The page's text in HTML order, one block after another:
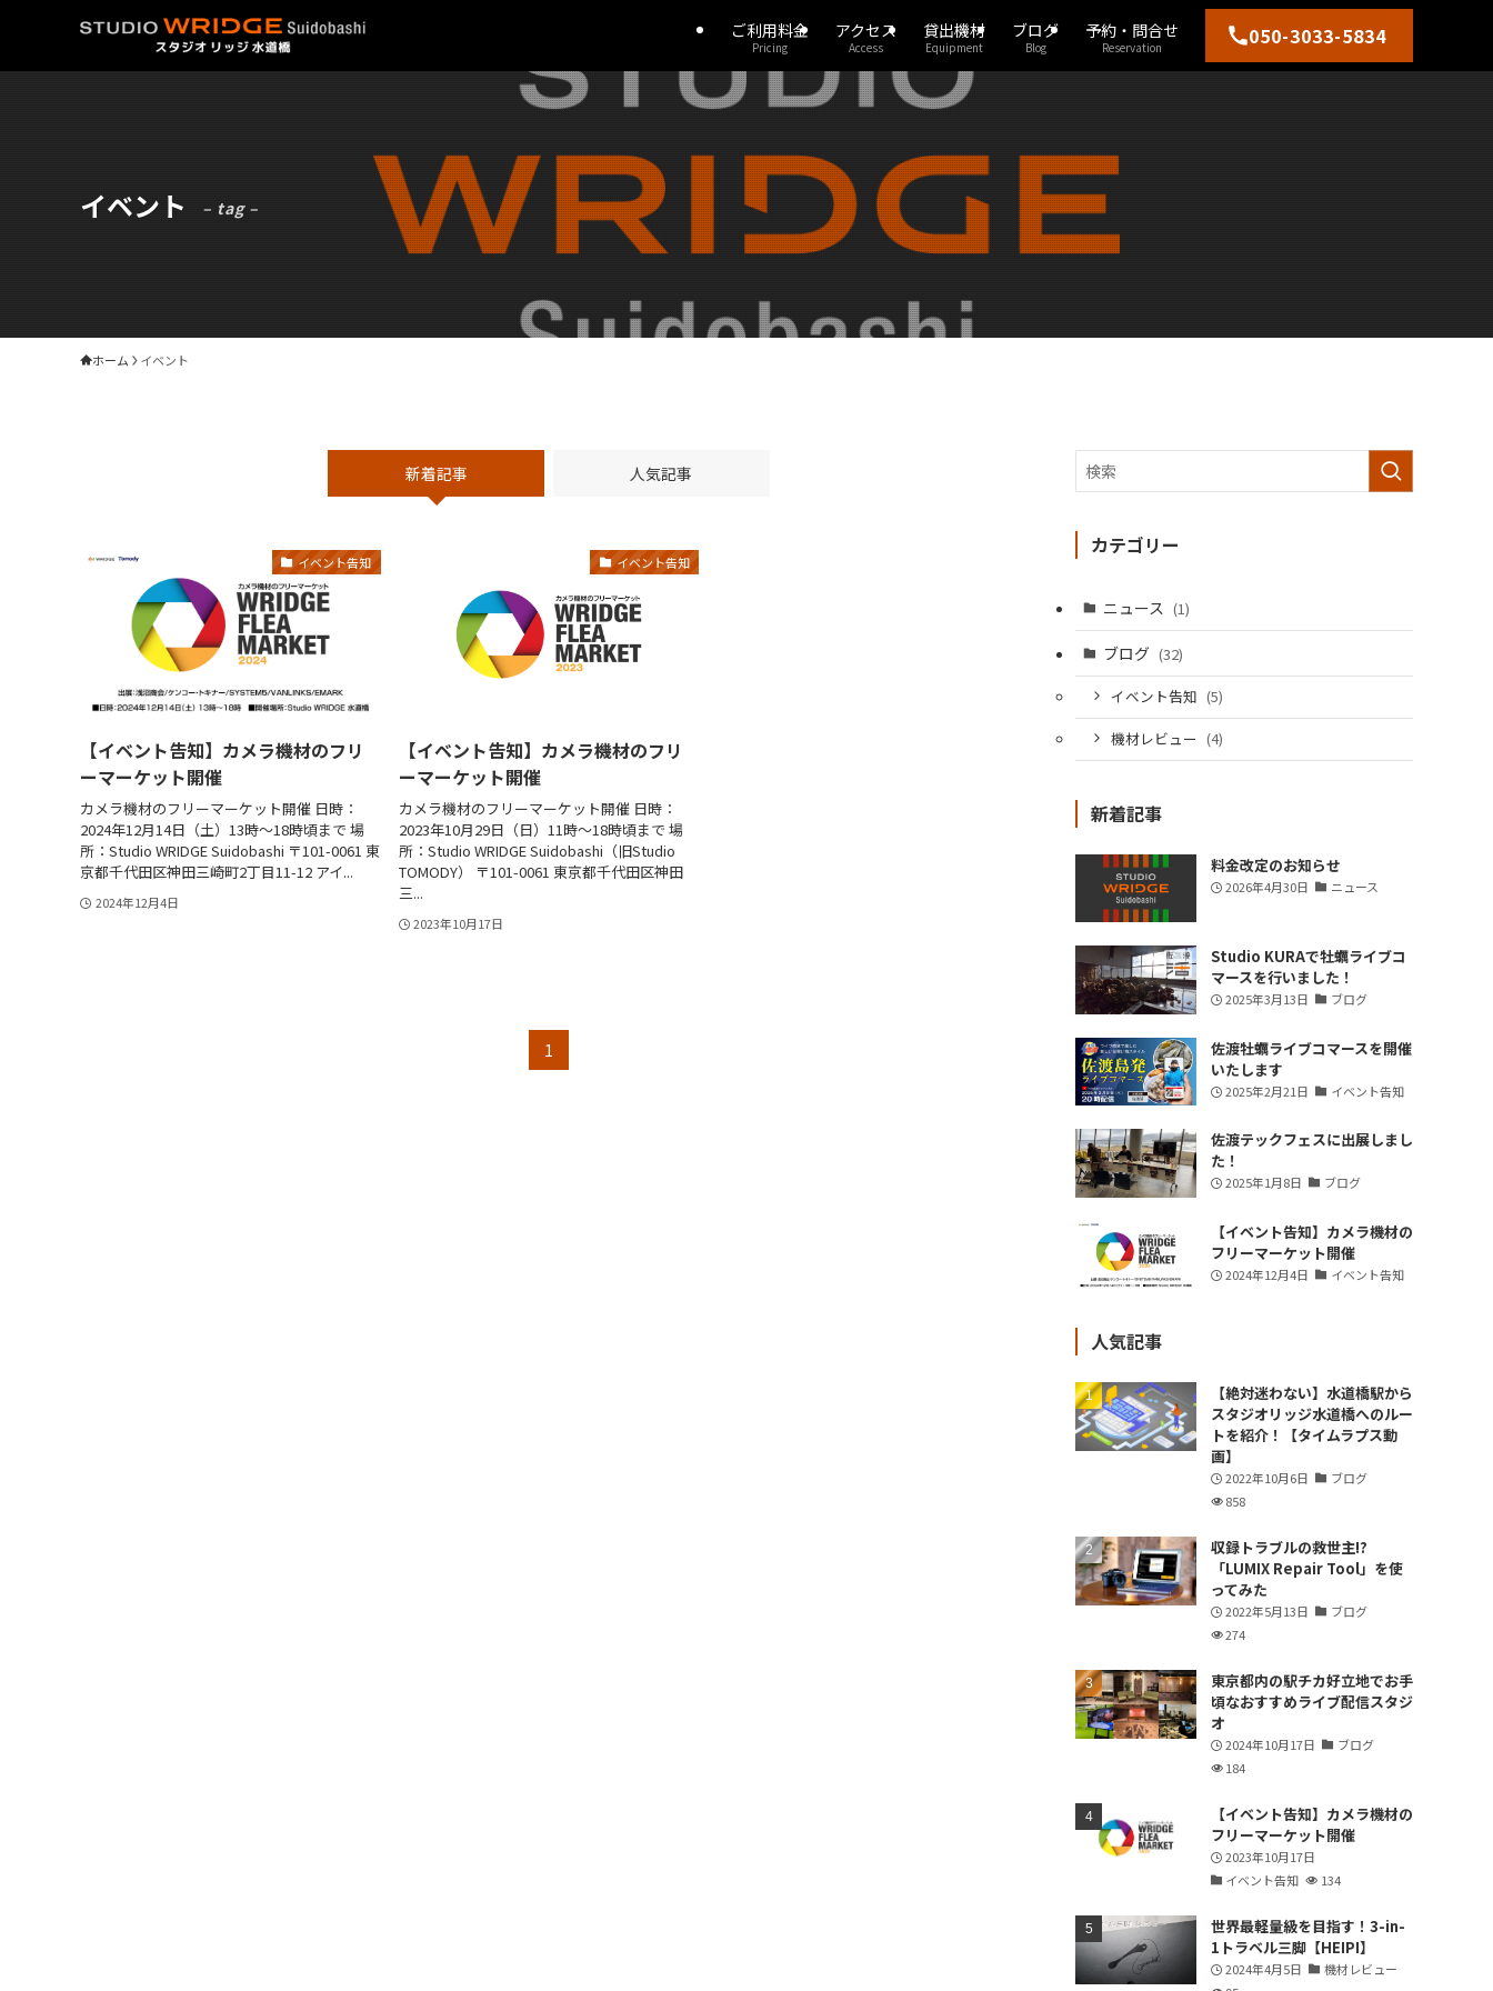
ご利用料金
Pricing
アクセス
Access
貸出機材
Equipment
ブログ
Blog
予約・問合せ
Reservation 050-3033-5834
イベント – tag –
ホーム イベント
新着記事 人気記事
イベント告知
【イベント告知】カメラ機材のフリ
ーマーケット開催
カメラ機材のフリーマーケット開催 日時：
2024年12月14日（土）13時〜18時頃まで 場
所：Studio WRIDGE Suidobashi 〒101-0061 東
京都千代田区神田三崎町2丁目11-12 アイ...
2024年12月4日
イベント告知
【イベント告知】カメラ機材のフリ
ーマーケット開催
カメラ機材のフリーマーケット開催 日時：
2023年10月29日（日）11時〜18時頃まで 場
所：Studio WRIDGE Suidobashi（旧Studio
TOMODY） 〒101-0061 東京都千代田区神田
三...
2023年10月17日
1
カテゴリー
ニュース (1)
ブログ (32)
イベント告知 (5)
機材レビュー (4)
新着記事
料金改定のお知らせ
2026年4月30日 ニュース
Studio KURAで牡蠣ライブコ
マースを行いました！
2025年3月13日 ブログ
佐渡牡蠣ライブコマースを開催
いたします
2025年2月21日 イベント告知
佐渡テックフェスに出展しまし
た！
2025年1月8日 ブログ
【イベント告知】カメラ機材の
フリーマーケット開催
2024年12月4日 イベント告知
人気記事
【絶対迷わない】水道橋駅から
スタジオリッジ水道橋へのルー
トを紹介！【タイムラプス動
画】
2022年10月6日
ブログ
858
収録トラブルの救世主!?
「LUMIX Repair Tool」を使
ってみた
2022年5月13日
ブログ
274
東京都内の駅チカ好立地でお手
頃なおすすめライブ配信スタジ
オ
2024年10月17日
ブログ
184
【イベント告知】カメラ機材の
フリーマーケット開催
2023年10月17日
イベント告知
134
世界最軽量級を目指す！3-in-
1トラベル三脚【HEIPI】
2024年4月5日
機材レビュー